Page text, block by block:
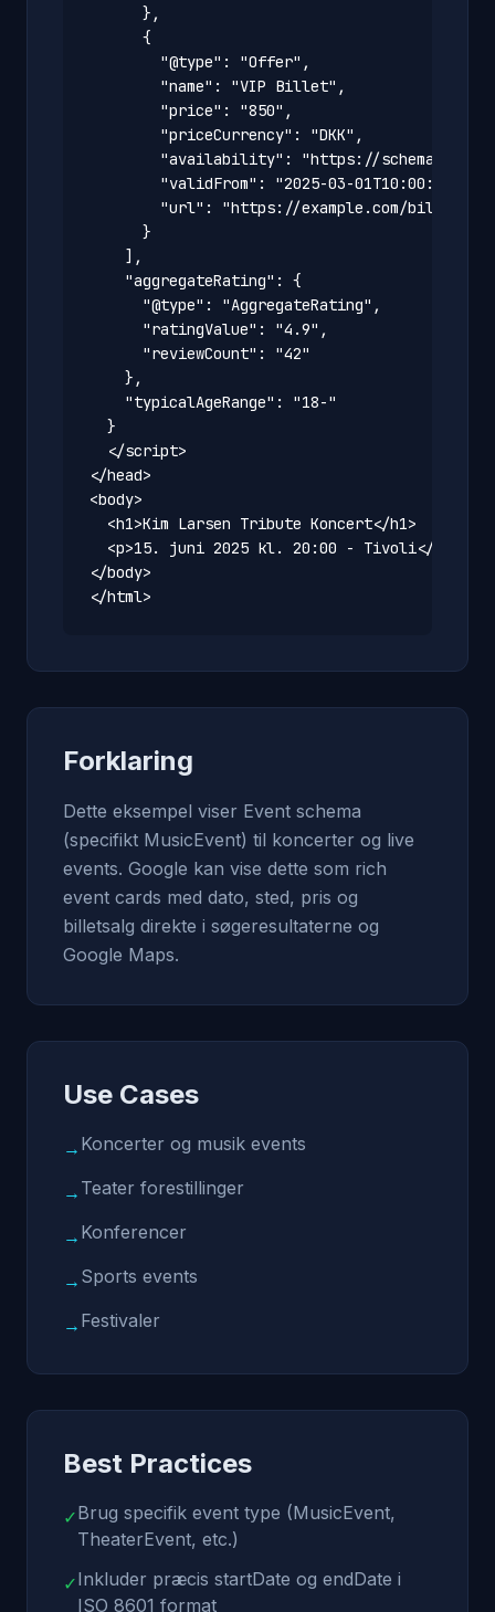
      },
      {
        "@type": "Offer",
        "name": "VIP Billet",
        "price": "850",
        "priceCurrency": "DKK",
"availability": "https://schema.org/
"validFrom": "2025-03-
"url": "https://example.com/
      }
    ],
    "aggregateRating": {
      "@type": "AggregateRating",
      "ratingValue": "4.9",
      "reviewCount": "42"
    },
    "typicalAgeRange": "18-"
  }
  </script>
</head>
<body>
  <h1>Kim Larsen Tribute Koncert</h1>
  <p>15. juni 2025 kl. 20:00 - Tivoli</p>
</body>
</html>
Forklaring
Dette eksempel viser Event schema
(specifikt MusicEvent) til koncerter og live
events. Google kan vise dette som rich
event cards med dato, sted, pris og
billetsalg direkte i søgeresultaterne og
Google Maps.
Use Cases
→ Koncerter og musik events
→ Teater forestillinger
→ Konferencer
→ Sports events
→ Festivaler
Best Practices
✓Brug specifik event type (MusicEvent,
TheaterEvent, etc.)
✓Inkluder præcis startDate og endDate i
ISO 8601 format